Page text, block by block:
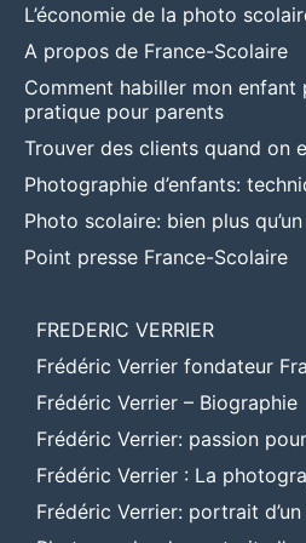
L’économie de la photo
A propos de France-Scolaire
Comment habiller mon
pratique pour parents
Trouver des clients quand on
Photographie d’enfants:
Photo scolaire: bien plus
Point presse France-Scolaire
FREDERIC VERRIER
Frédéric Verrier fondateur
Frédéric Verrier – Biographie
Frédéric Verrier: passion
Frédéric Verrier : La
Frédéric Verrier: portrait